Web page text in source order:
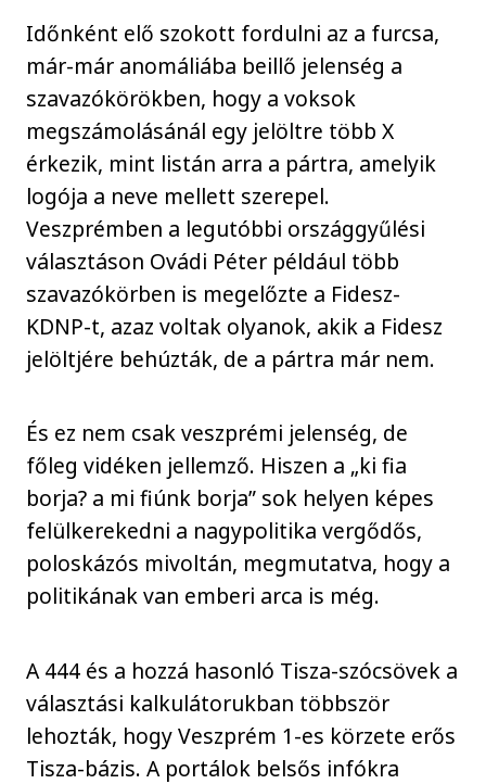
Időnként elő szokott fordulni az a furcsa,
már-már anomáliába beillő jelenség a
szavazókörökben, hogy a voksok
megszámolásánál egy jelöltre több X
érkezik, mint listán arra a pártra, amelyik
logója a neve mellett szerepel.
Veszprémben a legutóbbi országgyűlési
választáson Ovádi Péter például több
szavazókörben is megelőzte a Fidesz-
KDNP-t, azaz voltak olyanok, akik a Fidesz
jelöltjére behúzták, de a pártra már nem.
És ez nem csak veszprémi jelenség, de
főleg vidéken jellemző. Hiszen a „ki fia
borja? a mi fiúnk borja” sok helyen képes
felülkerekedni a nagypolitika vergődős,
poloskázós mivoltán, megmutatva, hogy a
politikának van emberi arca is még.
A 444 és a hozzá hasonló Tisza-szócsövek a
választási kalkulátorukban többször
lehozták, hogy Veszprém 1-es körzete erős
Tisza-bázis. A portálok belsős infókra